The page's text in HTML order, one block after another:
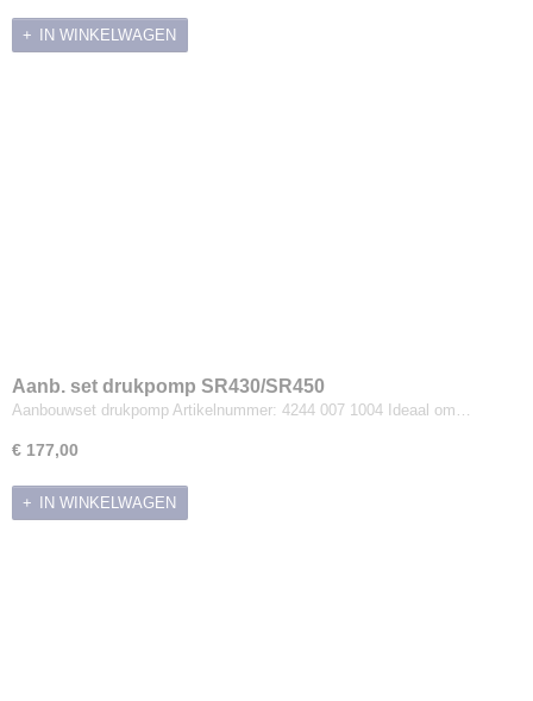
IN WINKELWAGEN
Aanb. set drukpomp SR430/SR450
Aanbouwset drukpomp Artikelnummer: 4244 007 1004 Ideaal om…
€ 177,00
IN WINKELWAGEN